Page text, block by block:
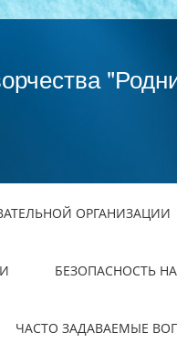
ОРГАНИЗАЦИИ
БЕЗОПАСНОСТЬ
ЧАСТО ЗАДАВАЕМЫЕ